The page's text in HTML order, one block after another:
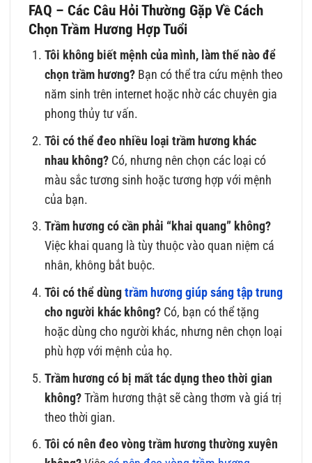
FAQ – Các Câu Hỏi Thường Gặp Về Cách
Chọn Trầm Hương Hợp Tuổi
Tôi không biết mệnh của mình, làm thế nào để
chọn trầm hương? Bạn có thể tra cứu mệnh theo
năm sinh trên internet hoặc nhờ các chuyên gia
phong thủy tư vấn.
Tôi có thể đeo nhiều loại trầm hương khác
nhau không? Có, nhưng nên chọn các loại có
màu sắc tương sinh hoặc tương hợp với mệnh
của bạn.
Trầm hương có cần phải “khai quang” không?
Việc khai quang là tùy thuộc vào quan niệm cá
nhân, không bắt buộc.
Tôi có thể dùngtrầm hương giúp sáng tập trung
cho người khác không? Có, bạn có thể tặng
hoặc dùng cho người khác, nhưng nên chọn loại
phù hợp với mệnh của họ.
Trầm hương có bị mất tác dụng theo thời gian
không? Trầm hương thật sẽ càng thơm và giá trị
theo thời gian.
Tôi có nên đeo vòng trầm hương thường xuyên